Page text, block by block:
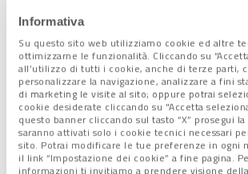
Informativa
Su questo sito web utilizziamo cookie ed altre
ottimizzarne le funzionalità. Cliccando su
all’utilizzo di tutti i cookie, anche di terze parti,
personalizzare la navigazione, analizzare a fini
di marketing le visite al sito; oppure potrai
cookie desiderate cliccando su "Accetta
questo banner cliccando sul tasto “X” prosegui
saranno attivati solo i cookie tecnici necessari
sito. Potrai modificare le tue preferenze in ogni
il link “Impostazione dei cookie” a fine pagina.
informazioni ti invitiamo a prendere visione della
gene Sik3 come bersaglio promettente in
nuovi farmaci che aiutano a migliorare il
Alberto Minazzi
Lascia un commento +